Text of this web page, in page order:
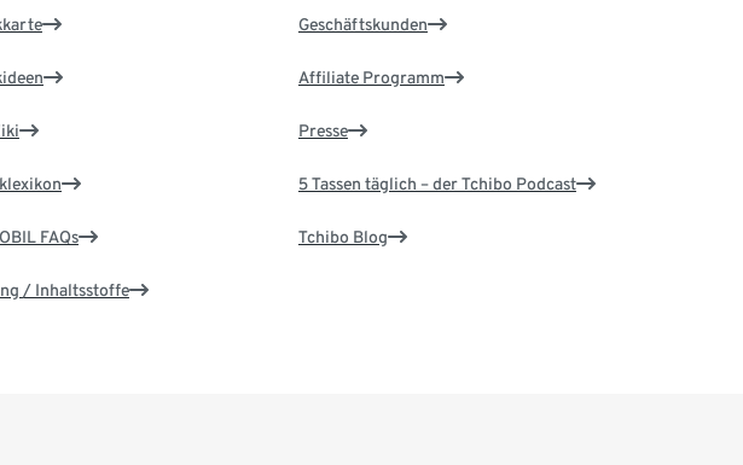
FAQs
/ Inhaltsstoffe
Geschäftskunden
Affiliate Programm
Presse
5 Tassen täglich – der Tchibo Podcast
Tchibo Blog